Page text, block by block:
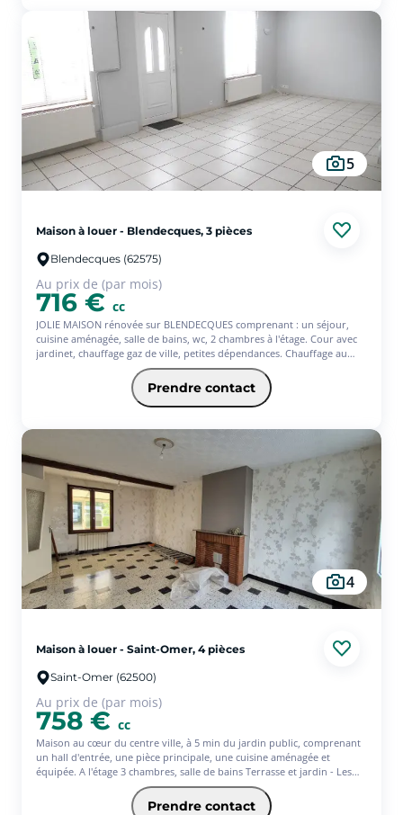
5
Maison à louer - Blendecques, 3 pièces
Blendecques (62575)
Au prix de (par mois)
716 € cc
JOLIE MAISON rénovée sur BLENDECQUES comprenant : un séjour,
cuisine aménagée, salle de bains, wc, 2 chambres à l'étage. Cour avec
jardinet, chauffage gaz de ville, petites dépendances. Chauffage au
gaz. Disponible le 23.09.2026. - Les informations sur les risques
auxquels ce bien est exposé sont disponibles sur le site Géorisques :
www.georisques.gouv.fr
Prendre contact
4
Maison à louer - Saint-Omer, 4 pièces
Saint-Omer (62500)
Au prix de (par mois)
758 € cc
Maison au cœur du centre ville, à 5 min du jardin public, comprenant
un hall d'entrée, une pièce principale, une cuisine aménagée et
équipée. A l'étage 3 chambres, salle de bains Terrasse et jardin - Les
informations sur les risques auxquels ce bien est exposé sont
disponibles sur le site Géorisques : www.georisques.gouv.fr
Prendre contact